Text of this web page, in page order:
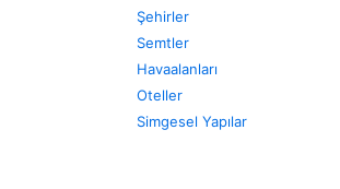
Şehirler
Semtler
Havaalanları
Oteller
Simgesel Yapılar